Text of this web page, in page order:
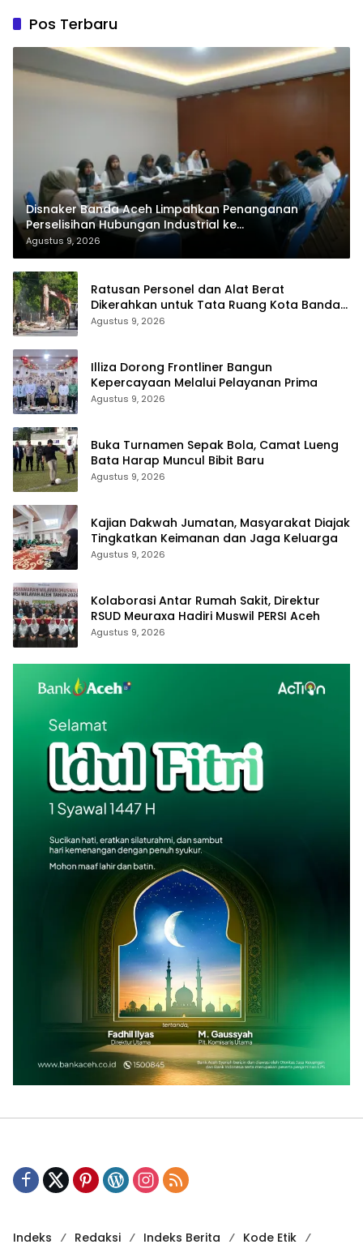
Pos Terbaru
Disnaker Banda Aceh Limpahkan Penanganan
Perselisihan Hubungan Industrial ke
Disnakermobduk Aceh
Agustus 9, 2026
Ratusan Personel dan Alat Berat
Dikerahkan untuk Tata Ruang Kota Banda
Aceh
Agustus 9, 2026
Illiza Dorong Frontliner Bangun
Kepercayaan Melalui Pelayanan Prima
Agustus 9, 2026
Buka Turnamen Sepak Bola, Camat Lueng
Bata Harap Muncul Bibit Baru
Agustus 9, 2026
Kajian Dakwah Jumatan, Masyarakat Diajak
Tingkatkan Keimanan dan Jaga Keluarga
Agustus 9, 2026
Kolaborasi Antar Rumah Sakit, Direktur
RSUD Meuraxa Hadiri Muswil PERSI Aceh
Agustus 9, 2026
Indeks Redaksi Indeks Berita
Kode Etik